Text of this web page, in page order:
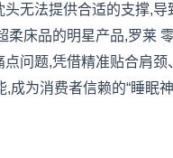
头无法提供合适的支撑,导
柔床品的明星产品,罗莱
点问题,凭借精准贴合肩颈
成为消费者信赖的“睡眠神